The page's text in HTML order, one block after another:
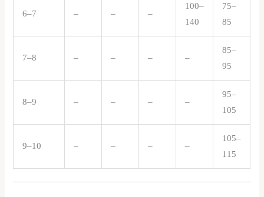
6–7 – – –
100–
140
75–
85
7–8 – – – –
85–
95
8–9 – – – –
95–
105
9–10 – – – –
105–
115